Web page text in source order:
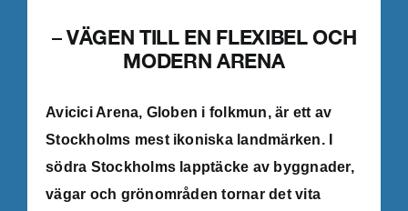
– VÄGEN TILL EN FLEXIBEL OCH
MODERN ARENA
Avicici Arena, Globen i folkmun, är ett av
Stockholms mest ikoniska landmärken. I
södra Stockholms lapptäcke av byggnader,
vägar och grönområden tornar det vita